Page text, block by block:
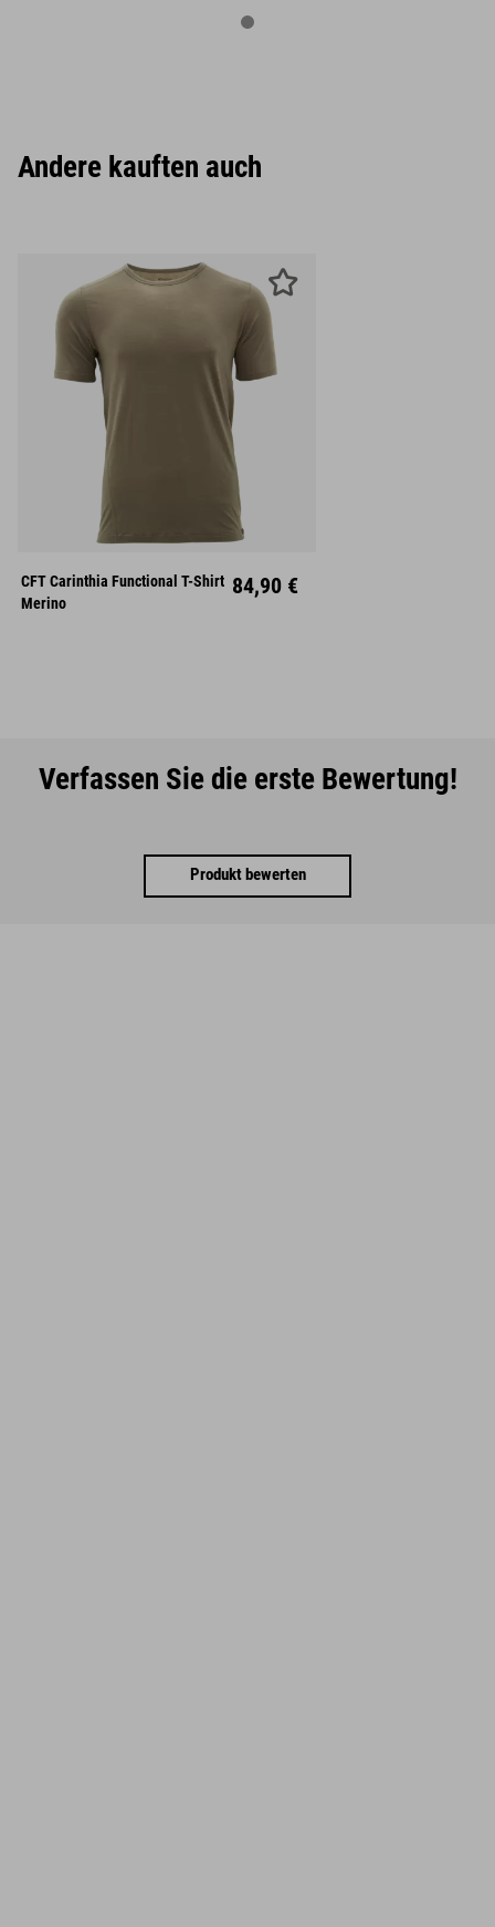
Andere kauften auch
CFT Carinthia Functional T-Shirt
Merino
84,90 €
Verfassen Sie die erste Bewertung!
Produkt bewerten